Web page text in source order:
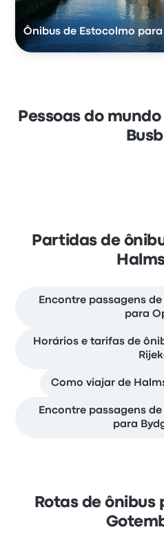
Ônibus de Estocolmo
Pessoas do
Partidas de
Encontre passagens
para
Horários e tarifas de
Como viajar de
Encontre passagens
para
Rotas de ônibus